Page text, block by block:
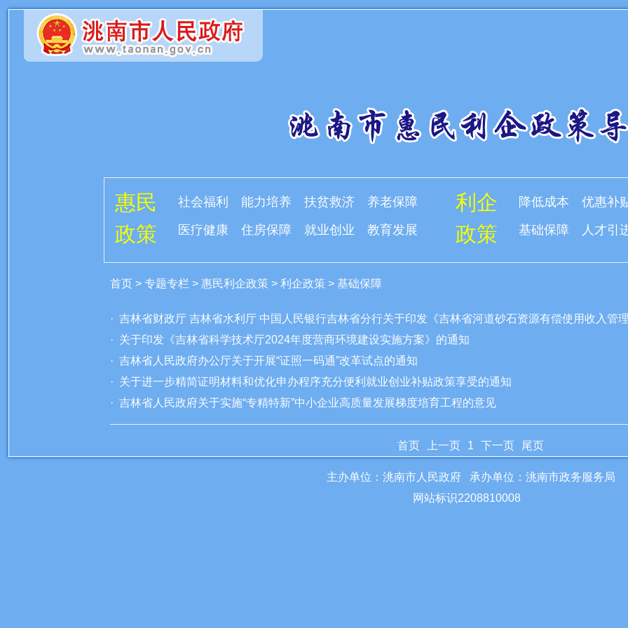
惠民
政策
社会福利 能力培养 扶贫救济
养老保障
医疗健康
住房保障 就业创业 教育发展
利企
政策
降低成本 优惠补
基础保障
人才引
首页> 专题专栏 > 惠民利企政策> 利企政策> 基础保障
· 吉林省财政厅 吉林省水利厅 中国人民银行吉林省分行关于印发《吉林省河道砂石资源有偿使用收入管
· 关于印发《吉林省科学技术厅2024年度营商环境建设实施方案》的通知
· 吉林省人民政府办公厅关于开展“证照一码通”改革试点的通知
· 关于进一步精简证明材料和优化申办程序充分便利就业创业补贴政策享受的通知
· 吉林省人民政府关于实施“专精特新”中小企业高质量发展梯度培育工程的意见
首页 上一页 1 下一页 尾页
主办单位：洮南市人民政府 承办单位：洮南市政务服务局
网站标识2208810008